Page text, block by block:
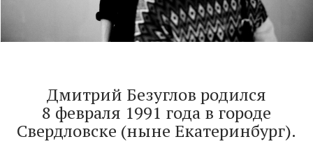
Дмитрий Безуглов родился
8 февраля 1991 года в городе
Свердловске (ныне Екатеринбург).